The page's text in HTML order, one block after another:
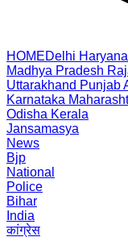
HOMEDelhi Haryana
Madhya Pradesh
Uttarakhand Punjab
Karnataka
Odisha Kerala
Jansamasya
News
Bjp
National
Police
Bihar
India
कांग्रेस